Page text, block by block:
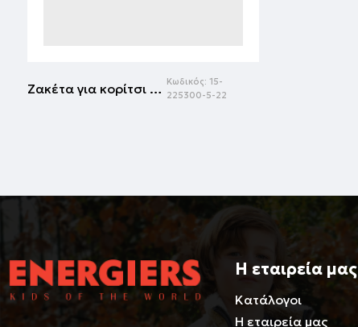
Ζακέτα για κορίτσι | ΛΕΥΚΟ Κωδικός: 15-
225300-5-22
Η εταιρεία μας
Κατάλογοι
Η εταιρεία μας